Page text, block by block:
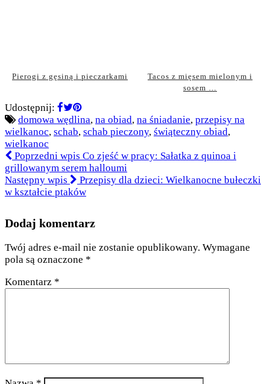
Pierogi z gęsiną i pieczarkami
Tacos z mięsem mielonym i
sosem …
Udostępnij:
domowa wędlina, na obiad, na śniadanie, przepisy na
wielkanoc, schab, schab pieczony, świąteczny obiad,
wielkanoc
Poprzedni wpis Co zjeść w pracy: Sałatka z quinoa i
grillowanym serem halloumi
Następny wpis
Przepisy dla dzieci: Wielkanocne bułeczki
w kształcie ptaków
Dodaj komentarz
Twój adres e-mail nie zostanie opublikowany. Wymagane
pola są oznaczone *
Komentarz *